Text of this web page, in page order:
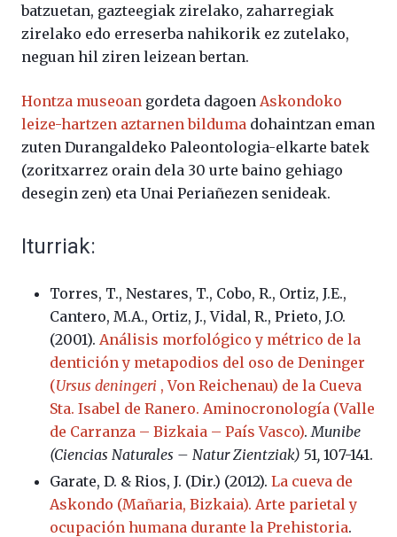
batzuetan, gazteegiak zirelako, zaharregiak
zirelako edo erreserba nahikorik ez zutelako,
neguan hil ziren leizean bertan.
Hontza museoan gordeta dagoen Askondoko
leize-hartzen aztarnen bilduma dohaintzan eman
zuten Durangaldeko Paleontologia-elkarte batek
(zoritxarrez orain dela 30 urte baino gehiago
desegin zen) eta Unai Periañezen senideak.
Iturriak:
Torres, T., Nestares, T., Cobo, R., Ortiz, J.E.,
Cantero, M.A., Ortiz, J., Vidal, R., Prieto, J.O.
(2001). Análisis morfológico y métrico de la
dentición y metapodios del oso de Deninger
(Ursus deningeri , Von Reichenau) de la Cueva
Sta. Isabel de Ranero. Aminocronología (Valle
de Carranza – Bizkaia – País Vasco). Munibe
(Ciencias Naturales – Natur Zientziak) 51, 107-141.
Garate, D. & Rios, J. (Dir.) (2012). La cueva de
Askondo (Mañaria, Bizkaia). Arte parietal y
ocupación humana durante la Prehistoria.